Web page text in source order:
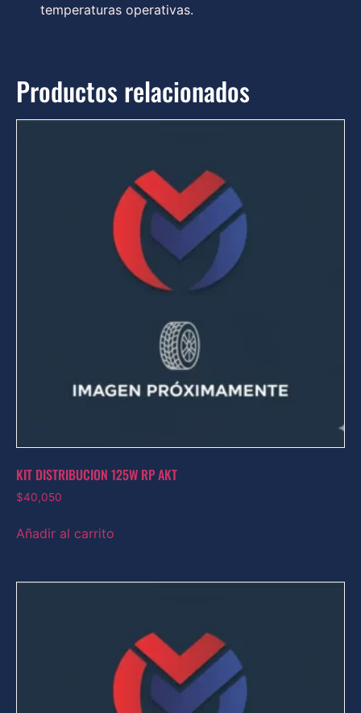
temperaturas operativas.
Productos relacionados
KIT DISTRIBUCION 125W RP AKT
$40,050
Añadir al carrito